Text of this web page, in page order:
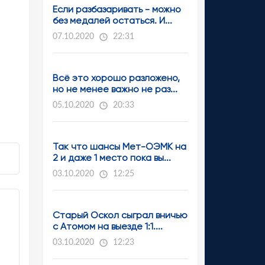
Если разбазаривать - можно
без медалей остаться. И...
07.10.2020 22:31
Всё это хорошо разложено,
но не менее важно не раз...
05.10.2020 20:33
Так что шансы Мет-ОЭМК на
2 и даже 1 место пока вы...
03.10.2020 12:25
Старый Оскол сыграл вничью
с Атомом на выезде 1:1....
03.10.2020 12:23